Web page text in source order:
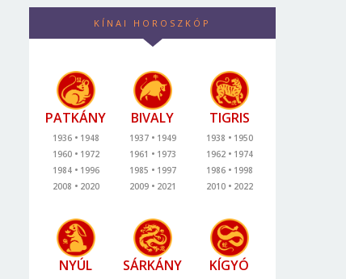
KÍNAI HOROSZKÓP
PATKÁNY
1936
1948
1960
1972
1984
1996
2008
2020
BIVALY
1937
1949
1961
1973
1985
1997
2009
2021
TIGRIS
1938
1950
1962
1974
1986
1998
2010
2022
NYÚL SÁRKÁNY KÍGYÓ